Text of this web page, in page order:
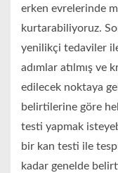
erken evrelerinde
kurtarabiliyoruz.
yenilikçi tedaviler
adımlar atılmış ve
edilecek noktaya
belirtilerine göre
testi yapmak
bir kan testi ile
kadar genelde